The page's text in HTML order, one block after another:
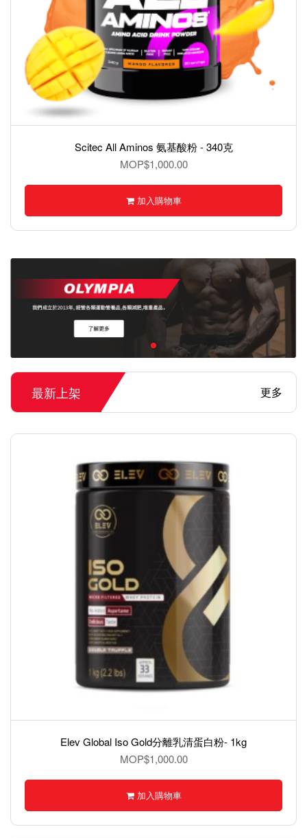
Scitec All Aminos 氨基酸粉 - 340克
MOP$1,000.00
加入購物車
最新上架 更多
Elev Global Iso Gold分離乳清蛋白粉- 1kg
MOP$1,000.00
加入購物車